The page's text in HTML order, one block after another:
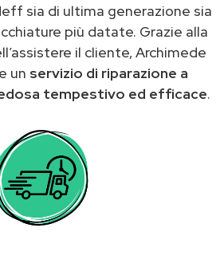
sia di ultima generazione sia
più datate. Grazie alla
il cliente, Archimede
un servizio di riparazione a
tempestivo ed efficace.